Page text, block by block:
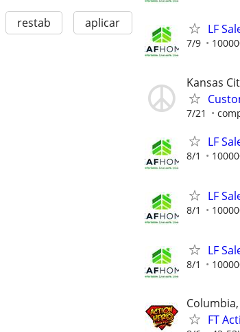
restab aplicar LF
7/9
Kansas
7/21
LF
8/1
LF
8/1
LF
8/1
FT